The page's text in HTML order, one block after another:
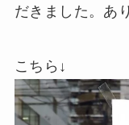
だきました。あ
こちら↓